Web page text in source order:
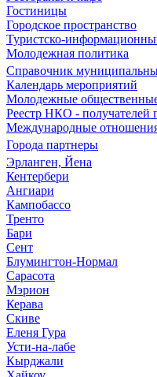
Гостиницы
Городское пространство
Туристско-
Молодежная политика
Справочник
Календарь мероприятий
Молодежные
Реестр НКО - получателей
Международные
Города партнеры
Эрланген, Йена
Кентербери
Ангиари
Кампобассо
Тренто
Бари
Сент
Блумингтон-Нормал
Сарасота
Мэрион
Керава
Скиве
Еленя Гура
Усти-на-лабе
Кырджали